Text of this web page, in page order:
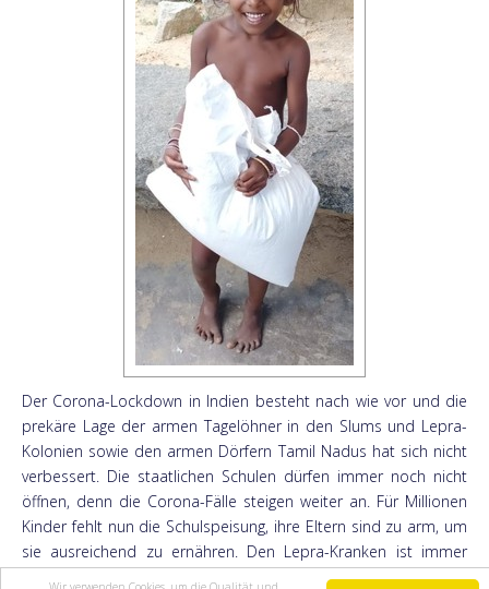
Der Corona-Lockdown in Indien besteht nach wie vor und die
prekäre Lage der armen Tagelöhner in den Slums und Lepra-
Kolonien sowie den armen Dörfern Tamil Nadus hat sich nicht
verbessert. Die staatlichen Schulen dürfen immer noch nicht
öffnen, denn die Corona-Fälle steigen weiter an. Für Millionen
Kinder fehlt nun die Schulspeisung, ihre Eltern sind zu arm, um
sie ausreichend zu ernähren. Den Lepra-Kranken ist immer
noch das Betteln verboten und Arbeit im Tagelohn findet kaum